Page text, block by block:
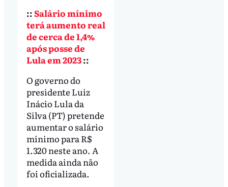
::Salário mínimo
terá aumento real
de cerca de 1,4%
após posse de
Lula em 2023::
O governo do
presidente Luiz
Inácio Lula da
Silva (PT) pretende
aumentar o salário
mínimo para R$
1.320 neste ano. A
medida ainda não
foi oficializada.